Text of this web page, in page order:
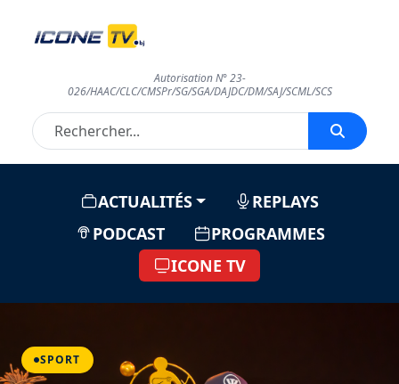
Autorisation N° 23-
026/HAAC/CLC/CMSPr/SG/SGA/DAJDC/DM/SAJ/SCML/SCS
ACTUALITÉS
REPLAYS
PODCAST
PROGRAMMES
ICONE TV
SPORT